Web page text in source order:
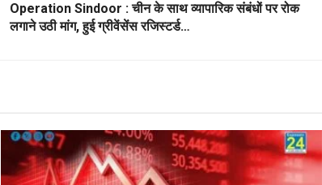
Operation Sindoor : चीन के साथ व्यापारिक संबंधों पर रोक
लगाने उठी मांग, हुई ग्रीवेंसेंस रजिस्टर्ड…